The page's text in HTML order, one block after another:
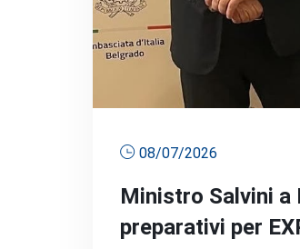
08/07/2026
Ministro Salvini
preparativi per